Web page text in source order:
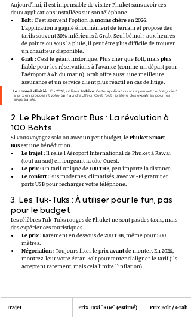
Aujourd'hui, il est impensable de visiter Phuket sans avoir ces
deux applications installées sur son téléphone.
Bolt : C’est souvent l’option la moins chère en 2026.
L’application a gagné énormément de terrain et propose des
tarifs souvent 30% inférieurs à Grab. Seul bémol : aux heures
de pointe ou sous la pluie, il peut être plus difficile de trouver
un chauffeur disponible.
Grab : C’est le géant historique. Plus cher que Bolt, mais plus
fiable pour les réservations à l’avance (comme un départ pour
l’aéroport à 4h du matin). Grab offre aussi une meilleure
assurance et un service client plus réactif en cas de litige.
Le conseil d'initié : En 2026, utilisez Indrive. Cette application vous permet de "négocier"
le prix en proposant votre tarif au chauffeur. C'est l'outil préféré des expatriés pour les
longs trajets.
2. Le Phuket Smart Bus : La révolution à
100 Bahts
Si vous voyagez solo ou avec un petit budget, le Phuket Smart
Bus est une bénédiction.
Le trajet : Il relie l'Aéroport International de Phuket à Rawai
(tout au sud) en longeant la côte Ouest.
Le prix : Un tarif unique de 100 THB, peu importe la distance.
Le confort : Bus modernes, climatisés, avec Wi-Fi gratuit et
ports USB pour recharger votre téléphone.
3. Les Tuk-Tuks : À utiliser pour le fun, pas
pour le budget
Les célèbres Tuk-Tuks rouges de Phuket ne sont pas des taxis, mais
des expériences touristiques.
Le prix : Rarement en dessous de 200 THB, même pour 500
mètres.
Négociation : Toujours fixer le prix avant de monter. En 2026,
montrez-leur votre écran Bolt pour tenter d'aligner le tarif (ils
acceptent rarement, mais cela limite l'inflation).
Trajet Prix Taxi "Rue" (estimé) Prix Bolt / Grab